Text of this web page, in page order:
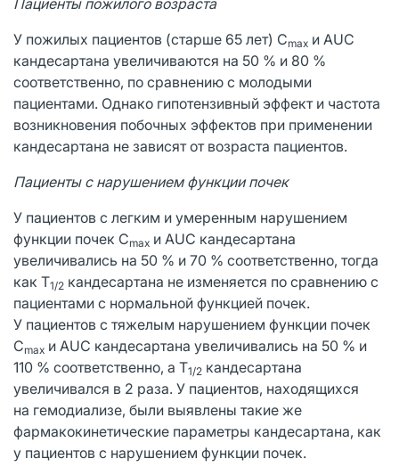
У пожилых пациентов (старше 65 лет) Cmax и AUС
кандесартана увеличиваются на 50 % и 80 %
соответственно, по сравнению с молодыми
пациентами. Однако гипотензивный эффект и частота
возникновения побочных эффектов при применении
кандесартана не зависят от возраста пациентов.
Пациенты с нарушением функции почек
У пациентов с легким и умеренным нарушением
функции почек Cmax и AUC кандесартана
увеличивались на 50 % и 70 % соответственно, тогда
как T1/2 кандесартана не изменяется по сравнению с
пациентами с нормальной функцией почек.
У пациентов с тяжелым нарушением функции почек
Cmax и AUC кандесартана увеличивались на 50 % и
110 % соответственно, а T1/2 кандесартана
увеличивался в 2 раза. У пациентов, находящихся
на гемодиализе, были выявлены такие же
фармакокинетические параметры кандесартана, как
у пациентов с нарушением функции почек.